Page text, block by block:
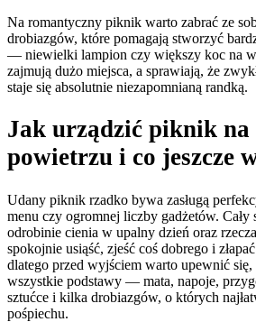
Na romantyczny piknik warto zabrać ze
drobiazgów, które pomagają stworzyć
— niewielki lampion czy większy koc na
zajmują dużo miejsca, a sprawiają, że
staje się absolutnie niezapomnianą randką.
Jak urządzić piknik na
powietrzu i co jeszcze
Udany piknik rzadko bywa zasługą
menu czy ogromnej liczby gadżetów.
odrobinie cienia w upalny dzień oraz
spokojnie usiąść, zjeść coś dobrego i
dlatego przed wyjściem warto upewnić się,
wszystkie podstawy — mata, napoje,
sztućce i kilka drobiazgów, o których
pośpiechu.